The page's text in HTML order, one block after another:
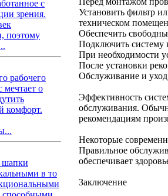
с
зрения.
поэтому
рабочего
мечтает о
комфорт.
шапки
в то
Установить фильтр
техническом
Обеспечить
Подключить систему
При необходимости
После установки
Обслуживание и уход
Эффективность
обслуживания.
рекомендациям
Некоторые
Правильное
обеспечивает
Заключение